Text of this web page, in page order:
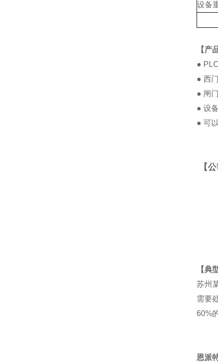
设备
【产
●
● 西
● 闸
● 设
● 可
【
【典
苏州
需要
60%
恩派